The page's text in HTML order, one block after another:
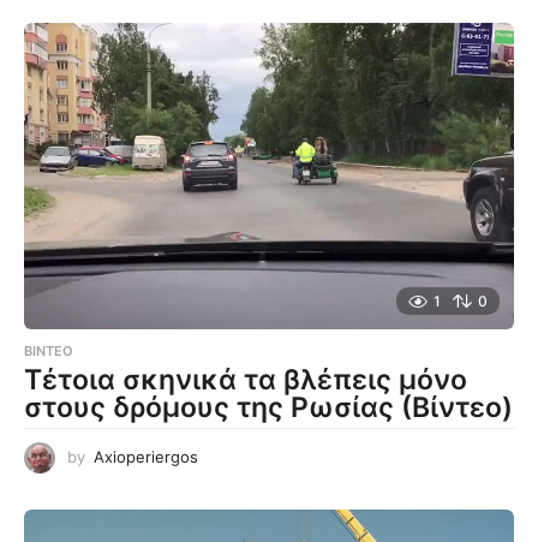
1 0
ΒΊΝΤΕΟ
Τέτοια σκηνικά τα βλέπεις μόνο
στους δρόμους της Ρωσίας (Βίντεο)
by Axioperiergos